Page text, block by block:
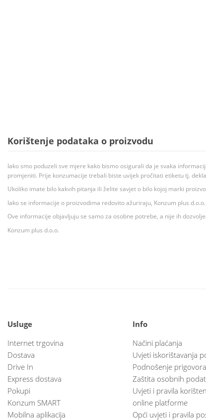
Korištenje podataka o proizvodu
Iako smo poduzeli sve mjere kako bismo osigurali da je svaka
promjeniti. Prije konzumacije trebali biste uvijek pročitati etiketu tj.
Ukoliko imate bilo kakvih pitanja ili želite savjet o bilo kojoj marki
Iako se informacije o proizvodima redovito ažuriraju, Konzum plus
Ove informacije objavljuju se samo za osobne potrebe, a nije ih
Konzum plus d.o.o.
Usluge
Internet trgovina
Dostava
Drive In
Express dostava
Pokupi
Konzum SMART
Mobilna aplikacija
Info
Načini plaćanja
Uvjeti iskorištavanja
Podnošenje prigovora
Zaštita osobnih
Uvjeti i pravila
online platforme
Opći uvjeti i pravila